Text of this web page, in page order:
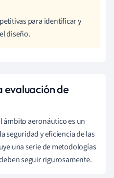
para identificar y
diseño.
evaluación de
ámbito aeronáutico es un
seguridad y eficiencia de las
una serie de metodologías
seguir rigurosamente.